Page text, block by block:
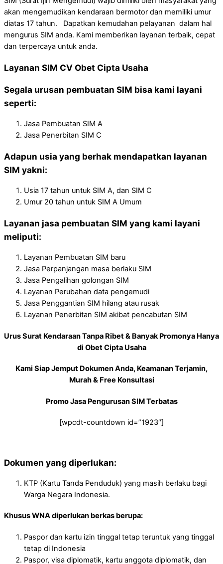
akan mengemudikan kendaraan bermotor dan memiliki umur
diatas 17 tahun. Dapatkan kemudahan pelayanan dalam hal
mengurus SIM anda. Kami memberikan layanan terbaik, cepat
dan terpercaya untuk anda.
Layanan SIM CV Obet Cipta Usaha
Segala urusan pembuatan SIM bisa kami layani
seperti:
Jasa Pembuatan SIM A
Jasa Penerbitan SIM C
Adapun usia yang berhak mendapatkan layanan
SIM yakni:
Usia 17 tahun untuk SIM A, dan SIM C
Umur 20 tahun untuk SIM A Umum
Layanan jasa pembuatan SIM yang kami layani
meliputi:
Layanan Pembuatan SIM baru
Jasa Perpanjangan masa berlaku SIM
Jasa Pengalihan golongan SIM
Layanan Perubahan data pengemudi
Jasa Penggantian SIM hilang atau rusak
Layanan Penerbitan SIM akibat pencabutan SIM
Urus Surat Kendaraan Tanpa Ribet & Banyak Promonya Hanya
di Obet Cipta Usaha
Kami Siap Jemput Dokumen Anda, Keamanan Terjamin,
Murah & Free Konsultasi
Promo Jasa Pengurusan SIM Terbatas
[wpcdt-countdown id=”1923″]
Dokumen yang diperlukan:
KTP (Kartu Tanda Penduduk) yang masih berlaku bagi
Warga Negara Indonesia.
Khusus WNA diperlukan berkas berupa:
Paspor dan kartu izin tinggal tetap teruntuk yang tinggal
tetap di Indonesia
Paspor, visa diplomatik, kartu anggota diplomatik, dan